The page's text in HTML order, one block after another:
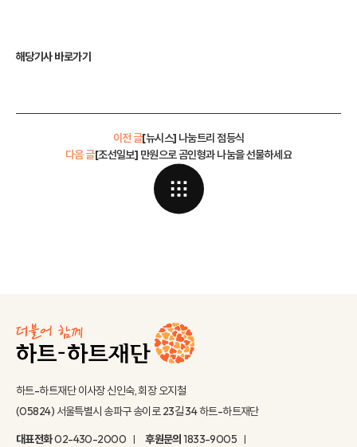
해당기사 바로가기
이전 글[뉴시스] 나눔트리 점등식
[조선일보] 만원으로 곰인형과 나눔을 선물하세요
다음 글
하트-하트재단 이사장 신인숙, 회장 오지철
(05824) 서울특별시 송파구 송이로 23길 34 하트-하트재단
대표전화02-430-2000 후원문의1833-9005